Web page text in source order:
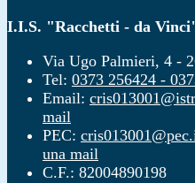
I.I.S. "Racchetti - da
Via Ugo Palmieri, 4 -
Tel: 0373 256424 -
Email:
mail
PEC:
una mail
C.F.: 82004890198